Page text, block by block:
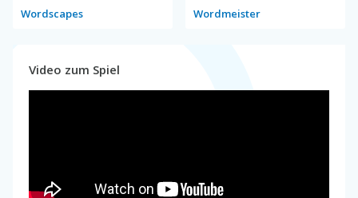
Wordscapes Wordmeister
Video zum Spiel